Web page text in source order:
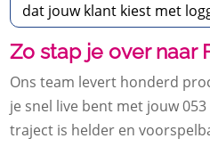
dat jouw klant kiest met
Zo stap je over naar
Ons team levert honderd
je snel live bent met jouw
traject is helder en